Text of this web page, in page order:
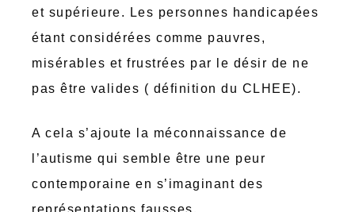
et supérieure. Les personnes handicapées
étant considérées comme pauvres,
misérables et frustrées par le désir de ne
pas être valides ( définition du CLHEE).
A cela s’ajoute la méconnaissance de
l’autisme qui semble être une peur
contemporaine en s’imaginant des
représentations fausses.